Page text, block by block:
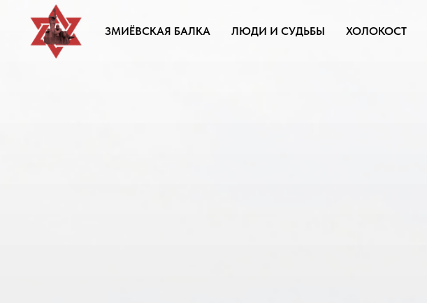
ЗМИЁВСКАЯ БАЛКА ЛЮДИ И СУДЬБЫ ХОЛОКОСТ